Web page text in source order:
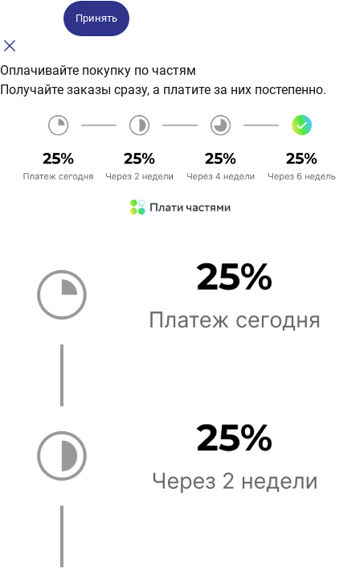
Принять
Оплачивайте покупку по частям
Получайте заказы сразу, а платите за них постепенно.